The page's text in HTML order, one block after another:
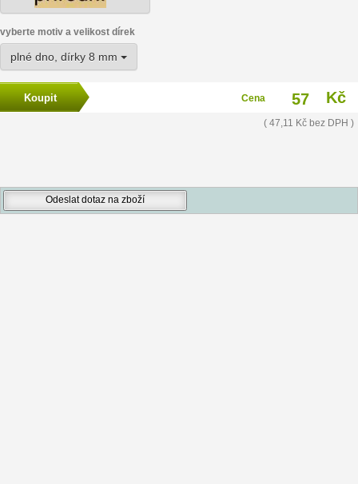
vyberte motiv a velikost dírek
plné dno, dírky 8 mm
Cena 57 Kč
( 47,11 Kč bez DPH )